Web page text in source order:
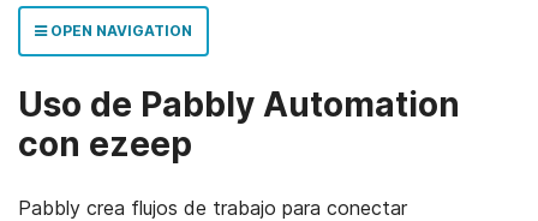
OPEN NAVIGATION
Uso de Pabbly Automation
con ezeep
Pabbly crea flujos de trabajo para conectar